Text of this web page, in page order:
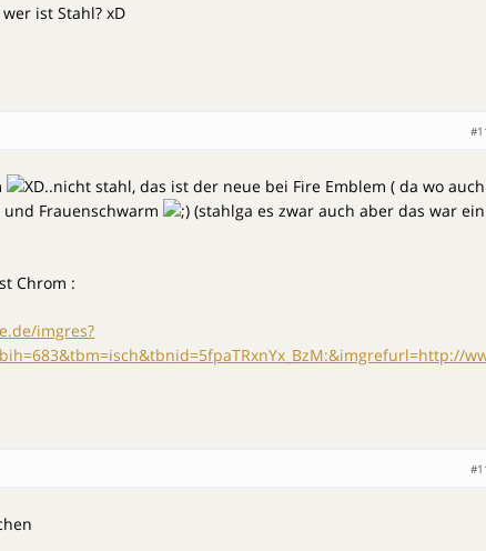
ist Stahl? xD
..nicht stahl, das ist der neue bei Fire Emblem ( da wo
Frauenschwarm
(stahlga es zwar auch aber das war ein
Chrom :
imgres?